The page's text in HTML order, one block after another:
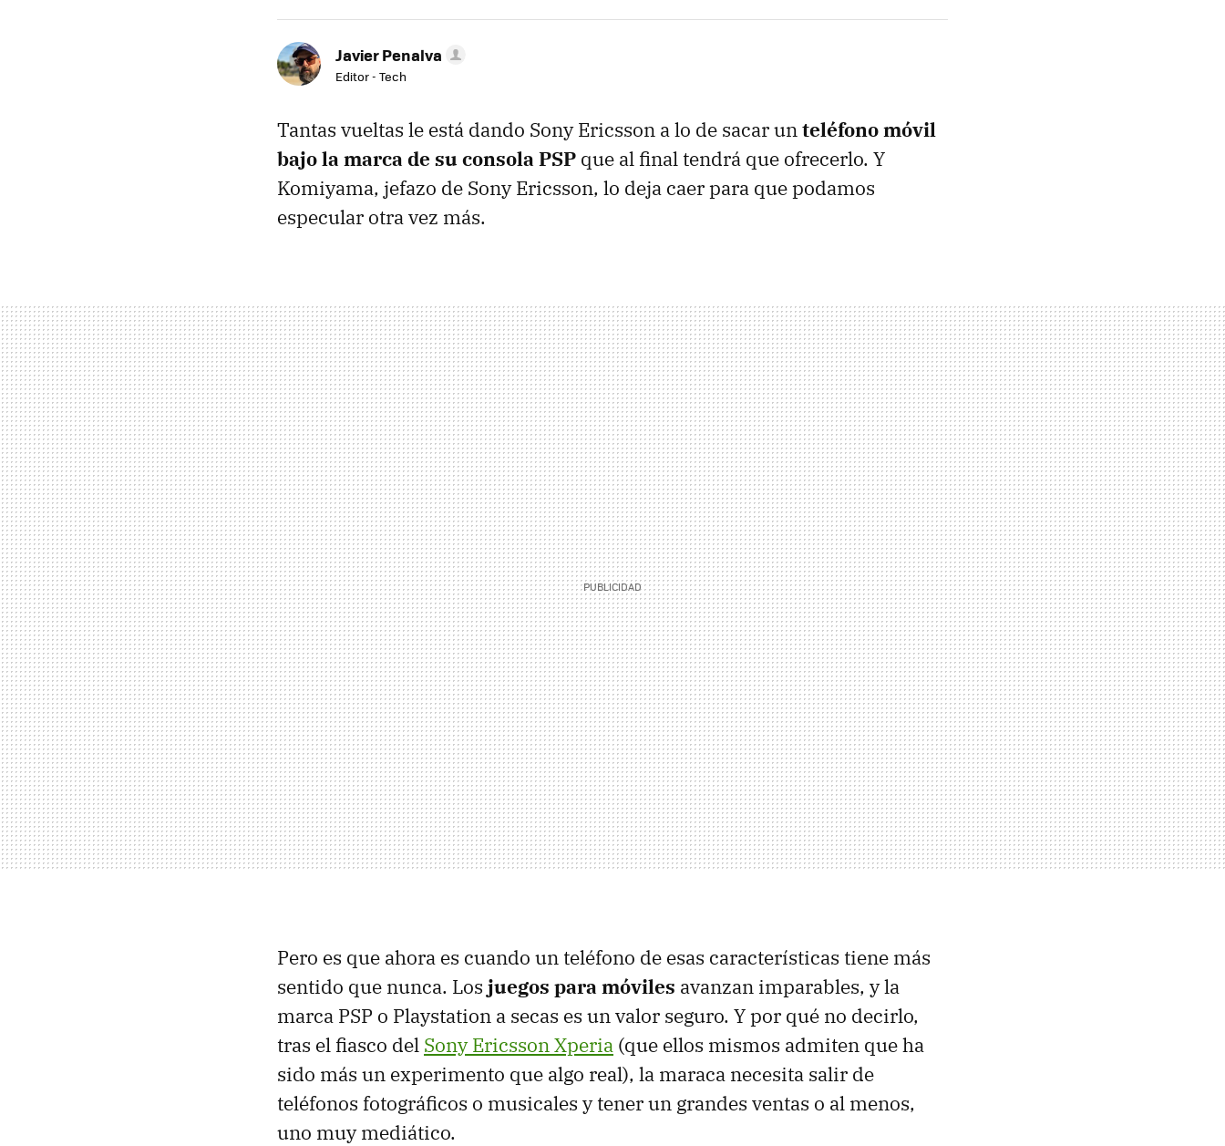
Javier Penalva
Editor - Tech
Tantas vueltas le está dando Sony Ericsson a lo de sacar unteléfono móvil
bajo la marca de su consola PSP que al final tendrá que ofrecerlo. Y
Komiyama, jefazo de Sony Ericsson, lo deja caer para que podamos
especular otra vez más.
Pero es que ahora es cuando un teléfono de esas características tiene más
sentido que nunca. Los juegos para móviles avanzan imparables, y la
marca PSP o Playstation a secas es un valor seguro. Y por qué no decirlo,
tras el fiasco del Sony Ericsson Xperia (que ellos mismos admiten que ha
sido más un experimento que algo real), la maraca necesita salir de
teléfonos fotográficos o musicales y tener un grandes ventas o al menos,
uno muy mediático.